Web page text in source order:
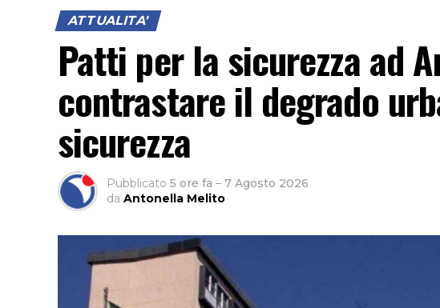
ATTUALITA'
Patti per la sicurezza ad
contrastare il degrado
sicurezza
Pubblicato 5 ore fa – 7 Agosto 2026
da Antonella Melito